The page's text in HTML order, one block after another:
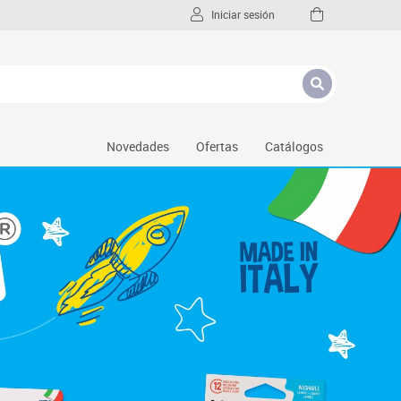
Iniciar sesión
Novedades Ofertas Catálogos